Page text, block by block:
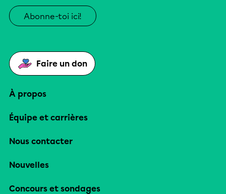
Abonne-toi ici!
Faire un don
À propos
Équipe et carrières
Nous contacter
Nouvelles
Concours et sondages